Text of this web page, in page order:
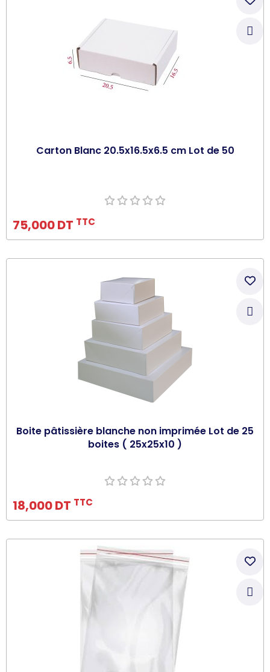
Carton Blanc 20.5x16.5x6.5 cm Lot de 50
75,000 DT TTC
Ajouter au panier
Boite pâtissière blanche non imprimée Lot de 25
boites ( 25x25x10 )
18,000 DT TTC
Ajouter au panier